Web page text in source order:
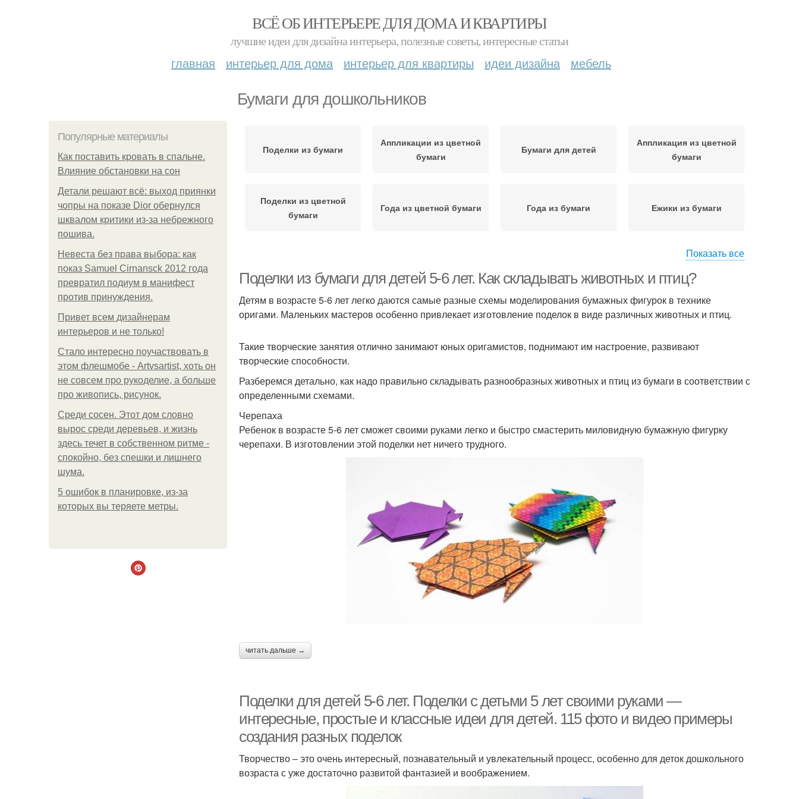
ВСЁ ОБ ИНТЕРЬЕРЕ ДЛЯ ДОМА И КВАРТИРЫ
лучшие идеи для дизайна интерьера, полезные советы, интересные статьи
главная интерьер для дома интерьер для квартиры идеи дизайна мебель
Бумаги для дошкольников
Популярные материалы
Как поставить кровать в спальне.
Влияние обстановки на сон
Детали решают всё: выход приянки
чопры на показе Dior обернулся
шквалом критики из-за небрежного
пошива.
Невеста без права выбора: как
показ Samuel Cirnansck 2012 года
превратил подиум в манифест
против принуждения.
Привет всем дизайнерам
интерьеров и не только!
Стало интересно поучаствовать в
этом флешмобе - Artvsartist, хоть он
не совсем про рукоделие, а больше
про живопись, рисунок.
Среди сосен. Этот дом словно
вырос среди деревьев, и жизнь
здесь течет в собственном ритме -
спокойно, без спешки и лишнего
шума.
5 ошибок в планировке, из-за
которых вы теряете метры.
Поделки из бумаги
Аппликации из цветной
бумаги
Бумаги для детей
Аппликация из цветной
бумаги
Поделки из цветной
бумаги
Года из цветной бумаги Года из бумаги Ежики из бумаги
Показать все
Поделки из бумаги для детей 5-6 лет. Как складывать животных и птиц?
Детям в возрасте 5-6 лет легко даются самые разные схемы моделирования бумажных фигурок в технике
оригами. Маленьких мастеров особенно привлекает изготовление поделок в виде различных животных и птиц.
Такие творческие занятия отлично занимают юных оригамистов, поднимают им настроение, развивают
творческие способности.
Разберемся детально, как надо правильно складывать разнообразных животных и птиц из бумаги в соответствии с
определенными схемами.
Черепаха
Ребенок в возрасте 5-6 лет сможет своими руками легко и быстро смастерить миловидную бумажную фигурку
черепахи. В изготовлении этой поделки нет ничего трудного.
читать дальше →
Поделки для детей 5-6 лет. Поделки с детьми 5 лет своими руками —
интересные, простые и классные идеи для детей. 115 фото и видео примеры
создания разных поделок
Творчество – это очень интересный, познавательный и увлекательный процесс, особенно для деток дошкольного
возраста с уже достаточно развитой фантазией и воображением.